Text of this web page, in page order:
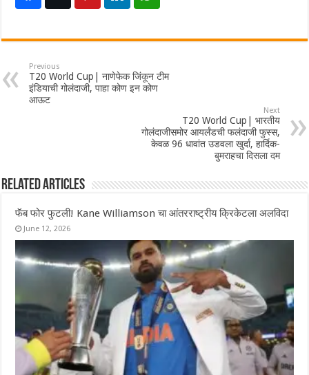
Previous
T20 World Cup| नाणेफेक जिंकून टीम
इंडियाची गोलंदाजी, पाहा कोण इन कोण
आऊट
Next
T20 World Cup| भारतीय
गोलंदाजीसमोर आयर्लंडची फलंदाजी फुस्स,
केवळ 96 धावांत उडवला खुर्दा, हार्दिक-
बुमराहचा दिसला दम
Related Articles
फॅब फोर फुटली! Kane Williamson चा आंतरराष्ट्रीय क्रिकेटला अलविदा
June 12, 2026